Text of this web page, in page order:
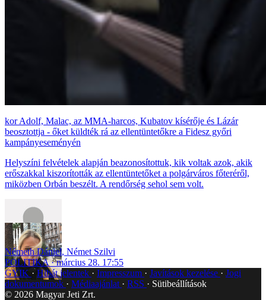
Adolf, Malac, az MMA-harcos, Kubatov kísérője és Lázár
beosztottja - őket küldték rá az ellentüntetőkre a Fidesz győri
kampányeseményén
Helyszíni felvételek alapján beazonosítottuk, kik voltak azok, akik
erőszakkal kiszorították az ellentüntetőket a polgárváros főteréről,
miközben Orbán beszélt. A rendőrség sehol sem volt.
Németh Dániel, Német Szilvi
POLITIKA
március 28. 17:55
GYIK
Hibát jelentek Impresszum Javítások kezelése
Jogi
dokumentumok
Médiaajánlat RSS
Sütibeállítások
© 2026 Magyar Jeti Zrt.